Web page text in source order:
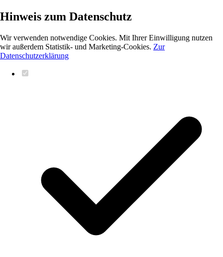
Hinweis zum Datenschutz
Wir verwenden notwendige Cookies. Mit Ihrer Einwilligung nutzen
wir außerdem Statistik- und Marketing-Cookies. Zur
Datenschutzerklärung